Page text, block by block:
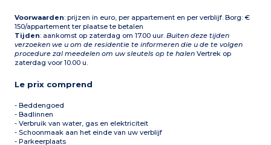
Voorwaarden: prijzen in euro, per appartement en per verblijf. Borg: €
150/appartement ter plaatse te betalen
Tijden: aankomst op zaterdag om 17.00 uur.Buiten deze tijden
verzoeken we u om de residentie te informeren die u de te volgen
procedure zal meedelen om uw sleutels op te halenVertrek op
zaterdag voor 10.00 u.
Le prix comprend
- Beddengoed
- Badlinnen
- Verbruik van water, gas en elektriciteit
- Schoonmaak aan het einde van uw verblijf
- Parkeerplaats